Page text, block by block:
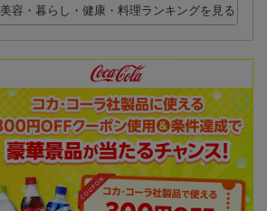
美容・暮らし・健康・料理ランキングを見る